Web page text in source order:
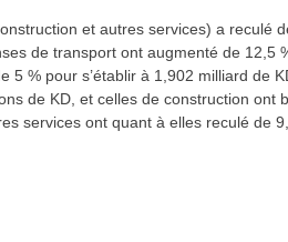
et autres services) a reculé
de transport ont augmenté de 12,5
% pour s’établir à 1,902 milliard de
de KD, et celles de construction ont
services ont quant à elles reculé de